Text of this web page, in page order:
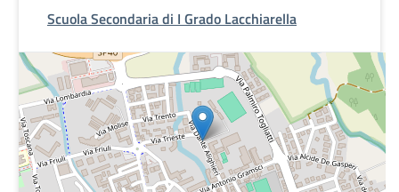
Scuola Secondaria di I Grado Lacchiarella